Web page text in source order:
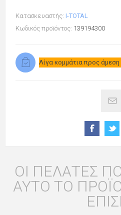
Κατασκευαστής: I-TOTAL
Κωδικός προϊόντος: 139194300
Λίγα κομμάτια προς άμεση
ΟΙ ΠΕΛΆΤΕΣ
ΑΥΤΌ ΤΟ